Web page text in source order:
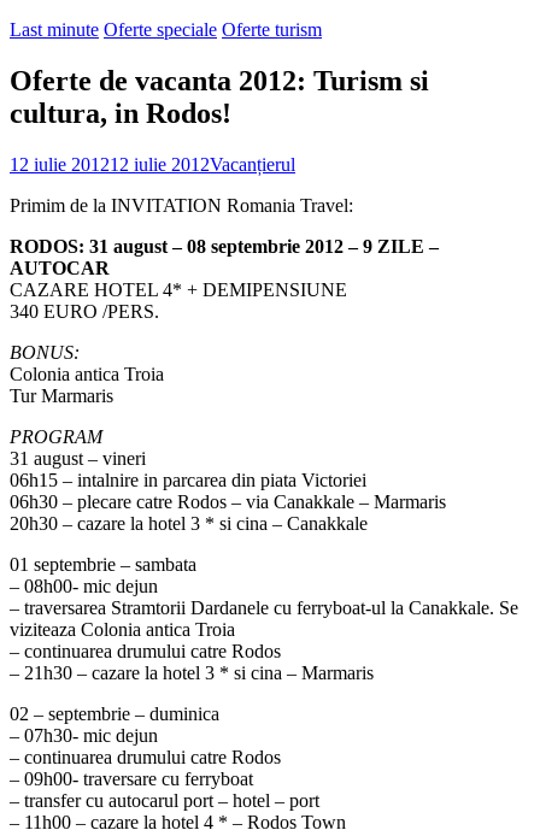
Last minute Oferte speciale Oferte turism
Oferte de vacanta 2012: Turism si
cultura, in Rodos!
12 iulie 201212 iulie 2012Vacanțierul
Primim de la INVITATION Romania Travel:
RODOS: 31 august – 08 septembrie 2012 – 9 ZILE –
AUTOCAR
CAZARE HOTEL 4* + DEMIPENSIUNE
340 EURO /PERS.
BONUS:
Colonia antica Troia
Tur Marmaris
PROGRAM
31 august – vineri
06h15 – intalnire in parcarea din piata Victoriei
06h30 – plecare catre Rodos – via Canakkale – Marmaris
20h30 – cazare la hotel 3 * si cina – Canakkale
01 septembrie – sambata
– 08h00- mic dejun
– traversarea Stramtorii Dardanele cu ferryboat-ul la Canakkale. Se
viziteaza Colonia antica Troia
– continuarea drumului catre Rodos
– 21h30 – cazare la hotel 3 * si cina – Marmaris
02 – septembrie – duminica
– 07h30- mic dejun
– continuarea drumului catre Rodos
– 09h00- traversare cu ferryboat
– transfer cu autocarul port – hotel – port
– 11h00 – cazare la hotel 4 * – Rodos Town